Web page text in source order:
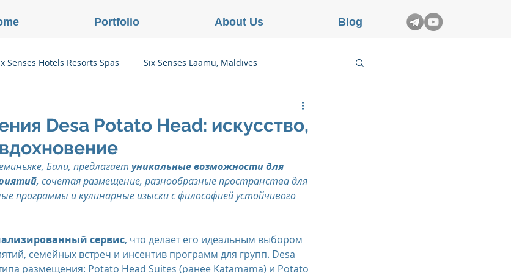
Senses Hotels Resorts Spas Six Senses Laamu, Maldives
Douro Valley, Portugal
Seychelles
Onlink Insights Oberoi Hotels & Resorts
Desa Potato Head: искусство,
Бали, предлагает уникальные возможности для
, сочетая размещение, разнообразные пространства для
программы и кулинарные изыски с философией устойчивого
сервис, что делает его идеальным выбором
семейных встреч и инсентив программ для групп. Desa
размещения: Potato Head Suites (ранее Katamama) и Potato
Portfolio About Us Blog